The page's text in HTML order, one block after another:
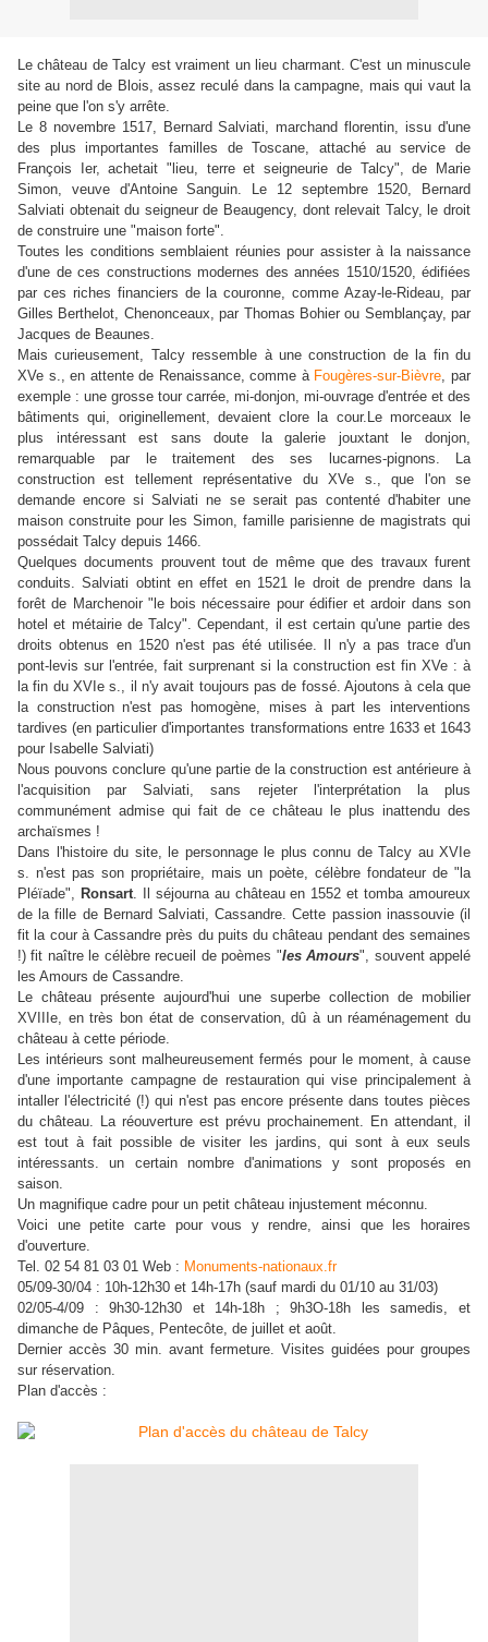
Le château de Talcy est vraiment un lieu charmant. C'est un minuscule
site au nord de Blois, assez reculé dans la campagne, mais qui vaut la
peine que l'on s'y arrête.
Le 8 novembre 1517, Bernard Salviati, marchand florentin, issu d'une
des plus importantes familles de Toscane, attaché au service de
François Ier, achetait "lieu, terre et seigneurie de Talcy", de Marie
Simon, veuve d'Antoine Sanguin. Le 12 septembre 1520, Bernard
Salviati obtenait du seigneur de Beaugency, dont relevait Talcy, le droit
de construire une "maison forte".
Toutes les conditions semblaient réunies pour assister à la naissance
d'une de ces constructions modernes des années 1510/1520, édifiées
par ces riches financiers de la couronne, comme Azay-le-Rideau, par
Gilles Berthelot, Chenonceaux, par Thomas Bohier ou Semblançay, par
Jacques de Beaunes.
Mais curieusement, Talcy ressemble à une construction de la fin du
XVe s., en attente de Renaissance, comme à Fougères-sur-Bièvre, par
exemple : une grosse tour carrée, mi-donjon, mi-ouvrage d'entrée et des
bâtiments qui, originellement, devaient clore la cour.Le morceaux le
plus intéressant est sans doute la galerie jouxtant le donjon,
remarquable par le traitement des ses lucarnes-pignons. La
construction est tellement représentative du XVe s., que l'on se
demande encore si Salviati ne se serait pas contenté d'habiter une
maison construite pour les Simon, famille parisienne de magistrats qui
possédait Talcy depuis 1466.
Quelques documents prouvent tout de même que des travaux furent
conduits. Salviati obtint en effet en 1521 le droit de prendre dans la
forêt de Marchenoir "le bois nécessaire pour édifier et ardoir dans son
hotel et métairie de Talcy". Cependant, il est certain qu'une partie des
droits obtenus en 1520 n'est pas été utilisée. Il n'y a pas trace d'un
pont-levis sur l'entrée, fait surprenant si la construction est fin XVe : à
la fin du XVIe s., il n'y avait toujours pas de fossé. Ajoutons à cela que
la construction n'est pas homogène, mises à part les interventions
tardives (en particulier d'importantes transformations entre 1633 et 1643
pour Isabelle Salviati)
Nous pouvons conclure qu'une partie de la construction est antérieure à
l'acquisition par Salviati, sans rejeter l'interprétation la plus
communément admise qui fait de ce château le plus inattendu des
archaïsmes !
Dans l'histoire du site, le personnage le plus connu de Talcy au XVIe
s. n'est pas son propriétaire, mais un poète, célèbre fondateur de "la
Pléïade", Ronsart. Il séjourna au château en 1552 et tomba amoureux
de la fille de Bernard Salviati, Cassandre. Cette passion inassouvie (il
fit la cour à Cassandre près du puits du château pendant des semaines
!) fit naître le célèbre recueil de poèmes "les Amours", souvent appelé
les Amours de Cassandre.
Le château présente aujourd'hui une superbe collection de mobilier
XVIIIe, en très bon état de conservation, dû à un réaménagement du
château à cette période.
Les intérieurs sont malheureusement fermés pour le moment, à cause
d'une importante campagne de restauration qui vise principalement à
intaller l'électricité (!) qui n'est pas encore présente dans toutes pièces
du château. La réouverture est prévu prochainement. En attendant, il
est tout à fait possible de visiter les jardins, qui sont à eux seuls
intéressants. un certain nombre d'animations y sont proposés en
saison.
Un magnifique cadre pour un petit château injustement méconnu.
Voici une petite carte pour vous y rendre, ainsi que les horaires
d'ouverture.
Tel. 02 54 81 03 01 Web : Monuments-nationaux.fr
05/09-30/04 : 10h-12h30 et 14h-17h (sauf mardi du 01/10 au 31/03)
02/05-4/09 : 9h30-12h30 et 14h-18h ; 9h3O-18h les samedis, et
dimanche de Pâques, Pentecôte, de juillet et août.
Dernier accès 30 min. avant fermeture. Visites guidées pour groupes
sur réservation.
Plan d'accès :